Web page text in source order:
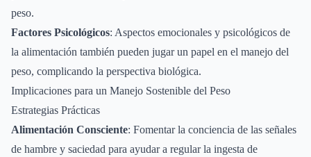
peso.
Factores Psicológicos: Aspectos emocionales y psicológicos de
la alimentación también pueden jugar un papel en el manejo del
peso, complicando la perspectiva biológica.
Implicaciones para un Manejo Sostenible del Peso
Estrategias Prácticas
Alimentación Consciente: Fomentar la conciencia de las señales
de hambre y saciedad para ayudar a regular la ingesta de